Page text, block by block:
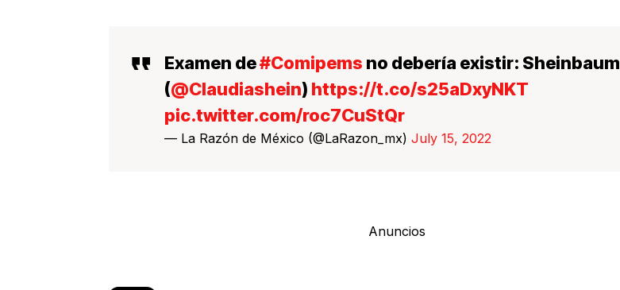
Examen de#Comipems no debería existir: Sheinbaum
(@Claudiashein) https://t.co/s25aDxyNKT
pic.twitter.com/roc7CuStQr
— La Razón de México (@LaRazon_mx) July 15, 2022
Anuncios